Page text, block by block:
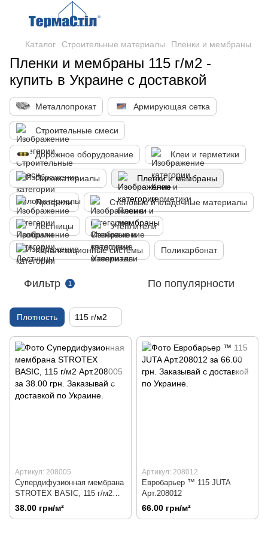
Каталог Строительные материалы Пленки и мембраны
Пленки и мембраны 115 г/м2 -
купить в Украине с доставкой
Металлопрокат Армирующая сетка
Строительные смеси
Дорожное оборудование Клеи и герметики
Пиломатериалы Пленки и мембраны
Профили Стеновые и кладочные материалы
Лестницы Утеплители
Канализационные системы Поликарбонат
Фильтр 1 По популярности
Плотность 115 г/м2
Артикул: 208005
Супердифузионная мембрана
STROTEX BASIC, 115 г/м2
Арт.208005
38.00 грн/м²
Артикул: 208012
Евробарьер ™ 115 JUTA
Арт.208012
66.00 грн/м²